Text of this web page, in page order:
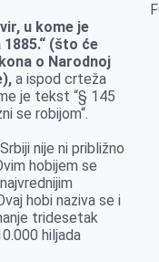
u kome je
(što će
o Narodnoj
a ispod crteža
je tekst “§ 145
se robijom“.
nije ni približno
hobijem se
hobi naziva se i
tridesetak
hiljada